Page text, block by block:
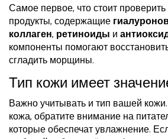
Самое первое, что стоит
продукты, содержащие
коллаген, ретиноиды и
компоненты помогают
сгладить морщины.
Тип кожи имеет
Важно учитывать и тип вашей
кожа, обратите внимание на
которые обеспечат увлажнение.